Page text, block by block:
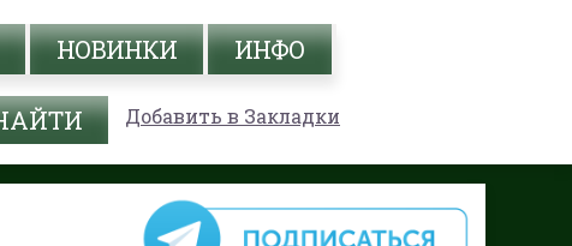
НОВИНКИ ИНФО
Добавить в Закладки